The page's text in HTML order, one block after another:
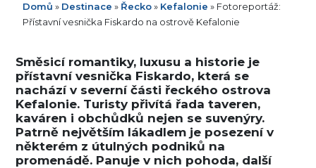
Domů » Destinace » Řecko» Kefalonie » Fotoreportáž:
Přístavní vesnička Fiskardo na ostrově Kefalonie
Směsicí romantiky, luxusu a historie je
přístavní vesnička Fiskardo, která se
nachází v severní části řeckého ostrova
Kefalonie. Turisty přivítá řada taveren,
kaváren i obchůdků nejen se suvenýry.
Patrně největším lákadlem je posezení v
některém z útulných podniků na
promenádě. Panuje v nich pohoda, další